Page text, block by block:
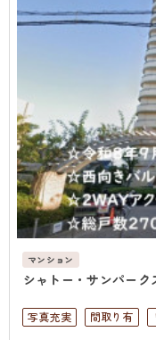
マンション
シャトー・サンパーク
写真充実 間取り有